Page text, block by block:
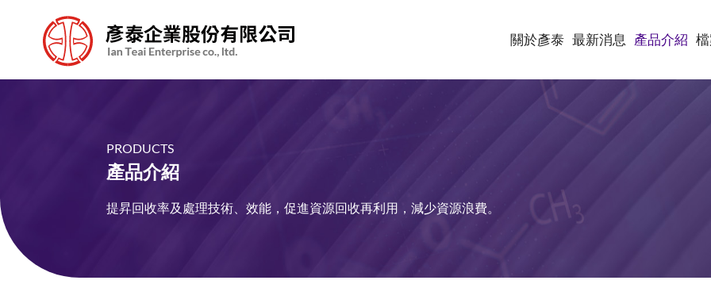
關於彥泰 最新消息 產品介紹
PRODUCTS
產品介紹
提昇回收率及處理技術、效能，促進資源回收再利用，減少資源浪費。